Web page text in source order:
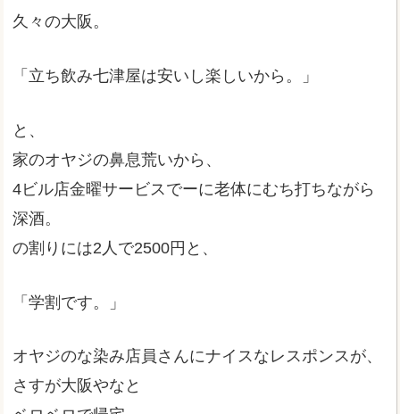
久々の大阪。
「立ち飲み七津屋は安いし楽しいから。」
と、
家のオヤジの鼻息荒いから、
4ビル店金曜サービスでーに老体にむち打ちながら
深酒。
の割りには2人で2500円と、
「学割です。」
オヤジのな染み店員さんにナイスなレスポンスが、
さすが大阪やなと